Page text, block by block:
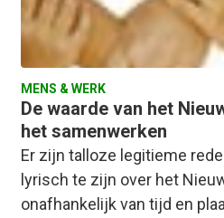
MENS & WERK
De waarde van het
het samenwerken
Er zijn talloze legitieme
lyrisch te zijn over het
onafhankelijk van tijd en